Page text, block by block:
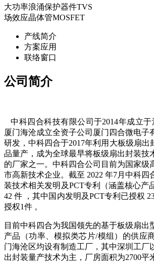
大功率浪涌保护器件TVS
场效应晶体管MOSFET
产线简介
方案应用
联络窗口
公司简介
中科四合科技有限公司于2014年成立于
厦门海沧成立全资子公司厦门四合微电子
研发，中科四合于2017年利用大板级扇出
品量产，成为全球最早将板级扇出封装技
的厂家之一。中科四合公司目前为国家级
市高新技术企业。截至 2022 年7月中科四
装技术相关发明及PCT专利（涵盖核心产
42 件 ，其中国内发明及PCT专利已授权
授权1件 。
目前中科四合为我国领先的基于板级扇出
产品（功率、模拟类芯片/模组）的供应
门海沧区均设有制造工厂，其中深圳工厂
出封装量产技术为主，厂房面积为2700平